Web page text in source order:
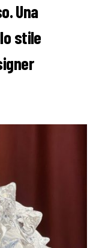
Una
stile